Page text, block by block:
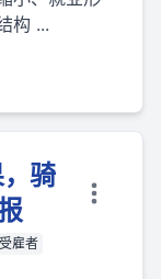
构 ...
骑
雇者